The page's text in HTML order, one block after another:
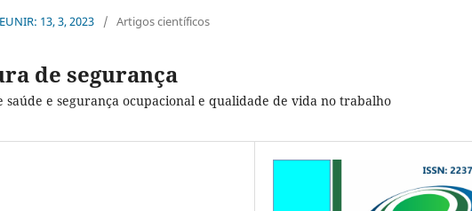
13, 3, 2023 / Artigos científicos
de segurança
saúde e segurança ocupacional e qualidade de vida no trabalho